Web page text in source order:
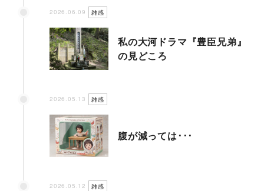
2026.06.09 雑感
私の大河ドラマ『豊臣兄弟』
の見どころ
2026.05.13 雑感
腹が減っては･･･
2026.05.12 雑感